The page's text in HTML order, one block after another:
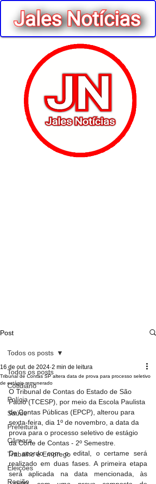
Post
Todos os posts
Cotidiano
Polícia
Saúde
Prefeitura
Câmara
Trabalho e Emprego
Eleições
Região
Todos os posts
Tribunal de Contas SP altera data de prova para processo seletivo
de estágio remunerado
16 de out. de 2024 2 min de leitura
O Tribunal de Contas do Estado de São
Paulo (TCESP), por meio da Escola Paulista
de Contas Públicas (EPCP), alterou para
sexta-feira, dia 1º de novembro, a data da
prova para o processo seletivo de estágio
da Corte de Contas - 2º Semestre.
De acordo com o edital, o certame será
realizado em duas fases. A primeira etapa
será aplicada na data mencionada, às